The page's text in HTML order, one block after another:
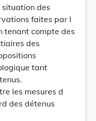
situation des
faites par l
tenant compte des
des
tant
les mesures d
des détenus